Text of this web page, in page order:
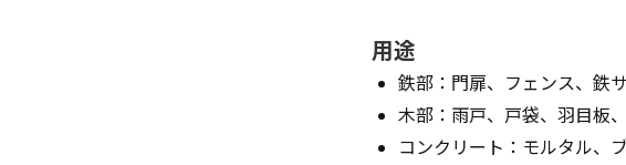
用途
鉄部：門扉、フェンス、鉄
木部：雨戸、戸袋、羽目板
コンクリート：モルタル、